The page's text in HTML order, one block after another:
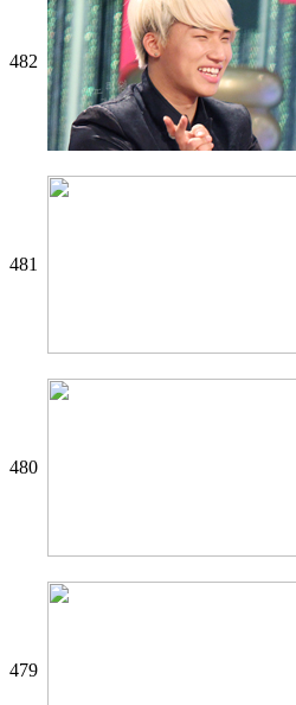
482
481
480
479